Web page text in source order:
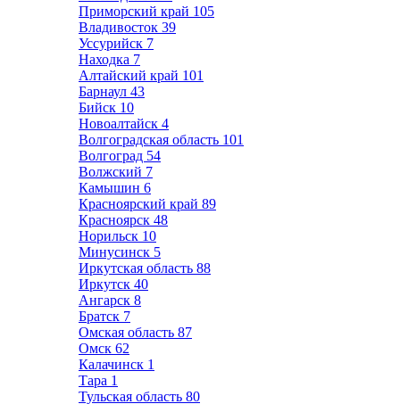
Приморский край 105
Владивосток 39
Уссурийск 7
Находка 7
Алтайский край 101
Барнаул 43
Бийск 10
Новоалтайск 4
Волгоградская область 101
Волгоград 54
Волжский 7
Камышин 6
Красноярский край 89
Красноярск 48
Норильск 10
Минусинск 5
Иркутская область 88
Иркутск 40
Ангарск 8
Братск 7
Омская область 87
Омск 62
Калачинск 1
Тара 1
Тульская область 80